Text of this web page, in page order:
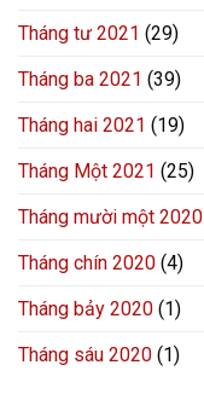
Tháng tư 2021 (29)
Tháng ba 2021 (39)
Tháng hai 2021 (19)
Tháng Một 2021 (25)
Tháng mười một 2020
Tháng chín 2020 (4)
Tháng bảy 2020 (1)
Tháng sáu 2020 (1)